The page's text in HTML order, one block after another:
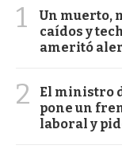
1
Un muerto,
caídos y
ameritó
2
El ministro
pone un
laboral y